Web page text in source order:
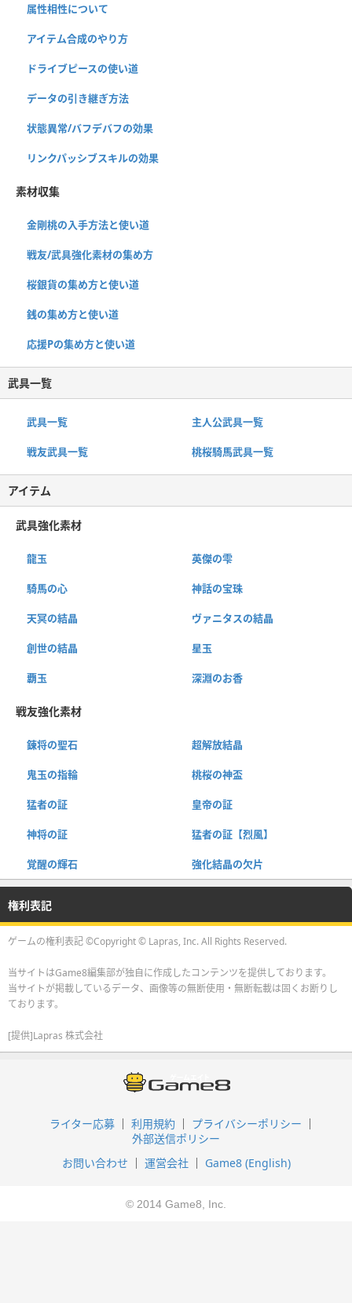
属性相性について
アイテム合成のやり方
ドライブピースの使い道
データの引き継ぎ方法
状態異常/バフデバフの効果
リンクパッシブスキルの効果
素材収集
金剛桃の入手方法と使い道
戦友/武具強化素材の集め方
桜銀貨の集め方と使い道
銭の集め方と使い道
応援Pの集め方と使い道
武具一覧
武具一覧 主人公武具一覧
戦友武具一覧 桃桜騎馬武具一覧
アイテム
武具強化素材
龍玉 英傑の雫
騎馬の心 神話の宝珠
天冥の結晶 ヴァニタスの結晶
創世の結晶 星玉
覇玉 深淵のお香
戦友強化素材
錬将の聖石 超解放結晶
鬼玉の指輪 桃桜の神盃
猛者の証 皇帝の証
神将の証 猛者の証【烈風】
覚醒の輝石 強化結晶の欠片
権利表記
ゲームの権利表記 ©Copyright © Lapras, Inc. All Rights Reserved.
当サイトはGame8編集部が独自に作成したコンテンツを提供しております。
当サイトが掲載しているデータ、画像等の無断使用・無断転載は固くお断りし
ております。
[提供]Lapras 株式会社
ライター応募 利用規約
プライバシーポリシー
外部送信ポリシー
お問い合わせ
運営会社 Game8 (English)
© 2014 Game8, Inc.